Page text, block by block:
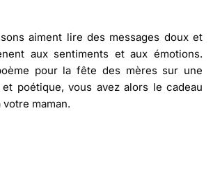
aiment lire des messages doux et
aux sentiments et aux émotions.
pour la fête des mères sur une
poétique, vous avez alors le cadeau
maman.